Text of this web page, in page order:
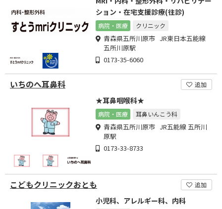
ション・在宅支援診療(往診)
病院・医療 クリニック
青森県五所川原市 JR東日本五能線
五所川原駅
0173-35-6060
いちのへ耳鼻科 追加
★耳鼻咽喉科★
病院・医療 耳鼻いんこう科
青森県五所川原市 JR五能線 五所川
原駅
0173-33-8733
こどもクリニックおとも 追加
小児科、アレルギー科、内科